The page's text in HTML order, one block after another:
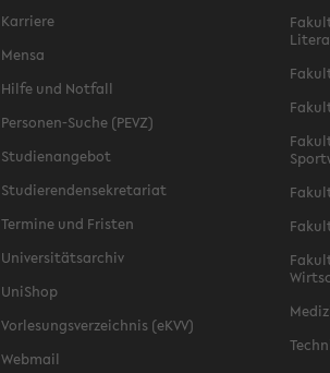
Karriere
Mensa
Hilfe und Notfall
Personen-Suche (PEVZ)
Studienangebot
Studierendensekretariat
Termine und Fristen
Universitätsarchiv
UniShop
Vorlesungsverzeichnis (eKVV)
Webmail